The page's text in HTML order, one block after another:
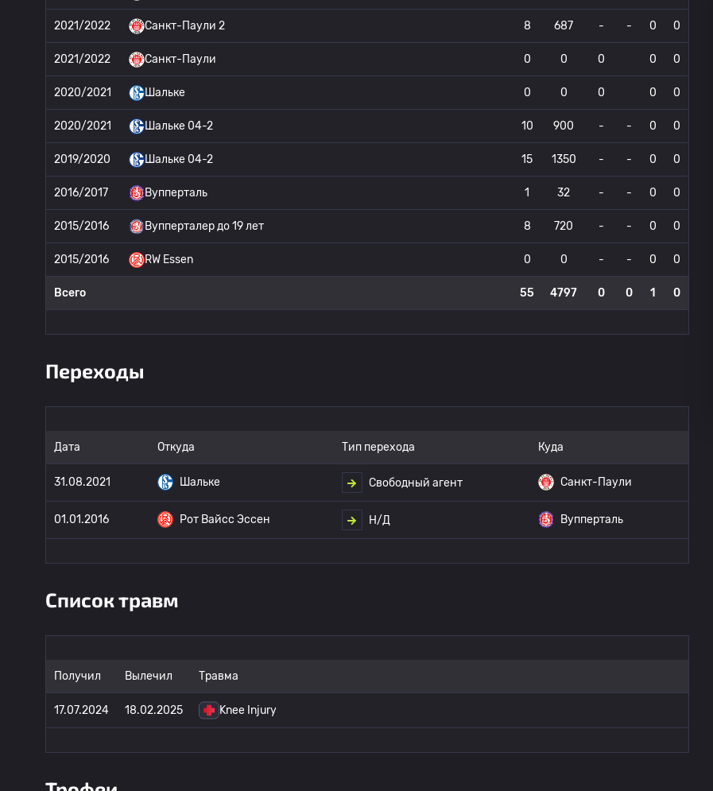
2021/2022 Санкт-Паули 2 8 687 - - 0 0
2021/2022 Санкт-Паули 0 0 0 0 0
2020/2021 Шальке 0 0 0 0 0
2020/2021 Шальке 04-2 10 900 - - 0 0
2019/2020 Шальке 04-2 15 1350 - - 0 0
2016/2017 Вупперталь 1 32 - - 0 0
2015/2016 Вупперталер до 19 лет 8 720 - - 0 0
2015/2016 RW Essen 0 0 - - 0 0
Всего 55 4797 0 0 1 0
Переходы
Дата Откуда Тип перехода Куда
31.08.2021 Шальке Свободный агент Санкт-Паули
01.01.2016 Рот Вайсс Эссен Н/Д Вупперталь
Список травм
Получил Вылечил Травма
17.07.2024 18.02.2025 Knee Injury